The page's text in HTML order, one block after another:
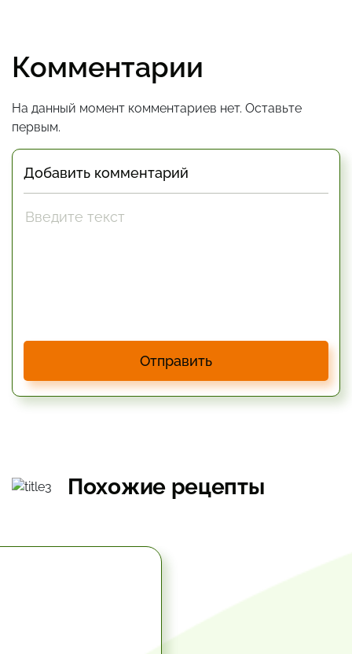
Комментарии
На данный момент комментариев нет. Оставьте
первым.
Добавить комментарий
Отправить
Похожие рецепты